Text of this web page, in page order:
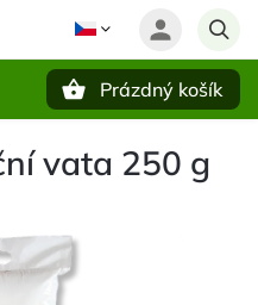
Prázdný košík
vata 250 g